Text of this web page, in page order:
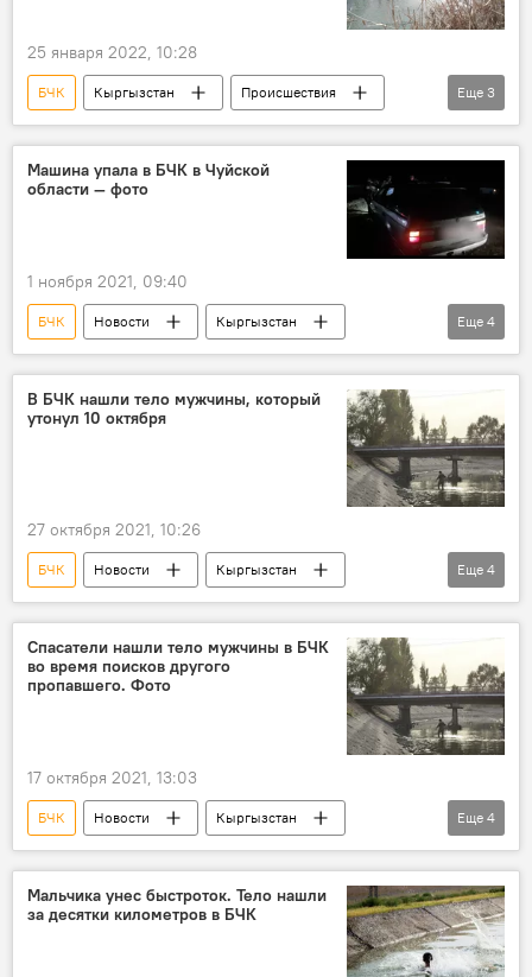
25 января 2022, 10:28
БЧК Кыргызстан
Происшествия
одежда
поиски женщина
Еще 3
Машина упала в БЧК в Чуйской
области — фото
1 ноября 2021, 09:40
БЧК Новости
Кыргызстан
Происшествия
Чуйская область
машина
Еще 4
В БЧК нашли тело мужчины, который
утонул 10 октября
27 октября 2021, 10:26
БЧК Новости
Кыргызстан
Происшествия
Бишкек
тело
Еще 4
Спасатели нашли тело мужчины в БЧК
во время поисков другого
пропавшего. Фото
17 октября 2021, 13:03
БЧК Новости
Кыргызстан
Происшествия
МЧС
мужчина
поиски
Еще 4
Мальчика унес быстроток. Тело нашли
за десятки километров в БЧК